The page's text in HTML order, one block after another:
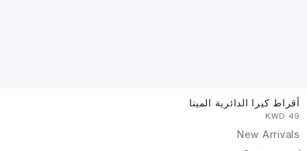
أقراط كيرا الدائرية المينا
New Arrivals